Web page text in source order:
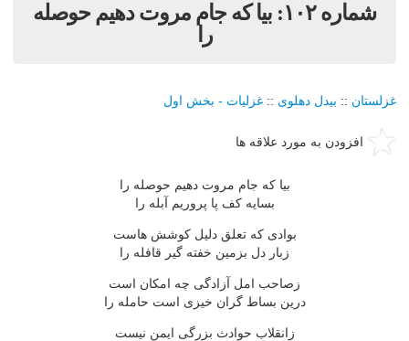
شماره ١٠٢: بيا که جام مروت دهيم حوصله
را
غزلستان :: بيدل دهلوی :: غزليات - بخش اول
افزودن به مورد علاقه ها
بيا که جام مروت دهيم حوصله را
بسايه کف پا پروريم آبله را
بوادى که تعلق دليل کوشش هاست
زبار دل بزمين خفته گير قافله را
زصاحب امل آزادگى چه امکان است
درين بساط گران خيزى است حامله را
زانقلاب حوادث بزرگى ايمن نيست